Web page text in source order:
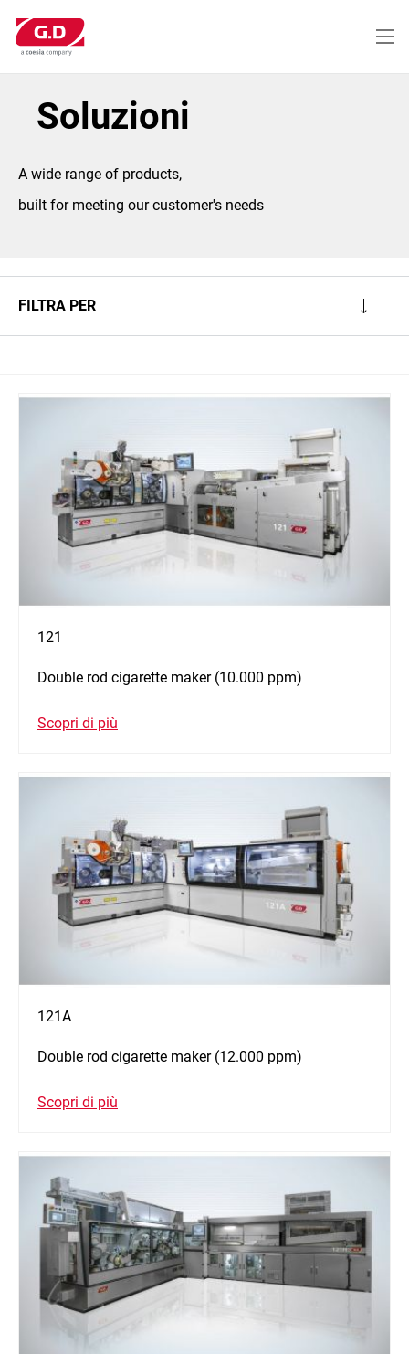
contenuto
Soluzioni
A wide range of products,
built for meeting our customer's needs
FILTRA PER
121
Double rod cigarette maker (10.000 ppm)
Scopri di più
121A
Double rod cigarette maker (12.000 ppm)
Scopri di più